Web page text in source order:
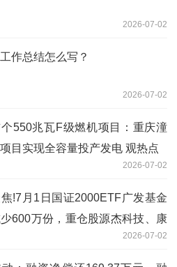
2026-07-02
作总结怎么写？
2026-07-02
550兆瓦F级燃机项目：重庆潼
目实现全容量投产发电 观热点
2026-07-02
!7月1日国证2000ETF广发基金
600万份，重仓股源杰科技、康
2026-07-02